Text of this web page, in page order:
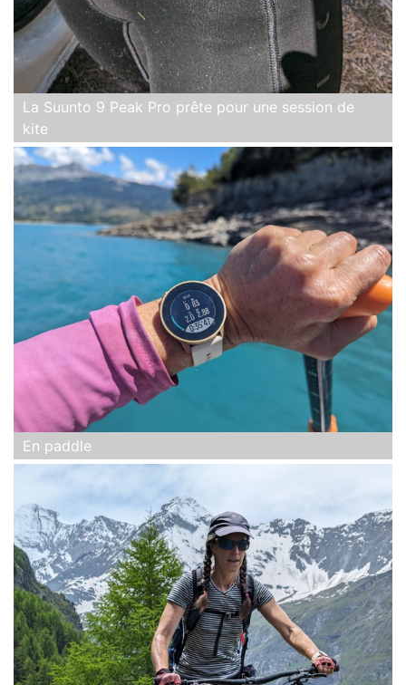
La Suunto 9 Peak Pro prête pour une session de
kite
En paddle